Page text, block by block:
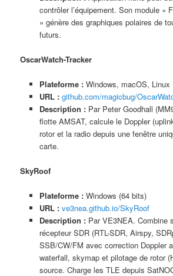
contrôler l’équipement. Son module «
» génère des graphiques polaires de
futurs.
OscarWatch-Tracker
Plateforme : Windows, macOS, Linux
URL : github.com/magicbug/
Description : Par Peter Goodhall
flotte AMSAT, calcule le Doppler
rotor et la radio depuis une fenêtre
carte.
SkyRoof
Plateforme : Windows (64 bits)
URL : ve3nea.github.io/SkyRoof
Description : Par VE3NEA. Combine
récepteur SDR (RTL-SDR, Airspy,
SSB/CW/FM avec correction Doppler
waterfall, skymap et pilotage de rotor
source. Charge les TLE depuis